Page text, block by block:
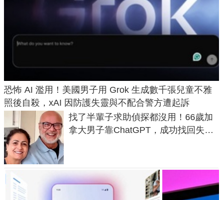
恐怖 AI 濫用！美國男子用 Grok 生成數千張兒童不雅
照後自殺，xAI 因防護失靈與不配合警方遭起訴
找了半輩子求助偵探都沒用！66歲加
拿大男子靠ChatGPT，成功找回失散